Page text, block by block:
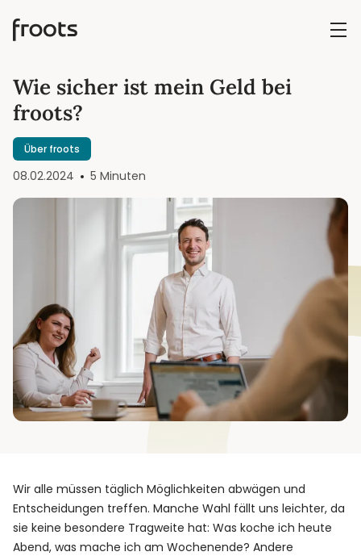
Wie sicher ist mein Geld bei
froots?
Über froots
08.02.2024 5 Minuten
Wir alle müssen täglich Möglichkeiten abwägen und
Entscheidungen treffen. Manche Wahl fällt uns leichter, da
sie keine besondere Tragweite hat: Was koche ich heute
Abend, was mache ich am Wochenende? Andere